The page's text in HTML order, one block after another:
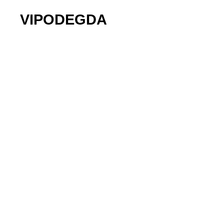
VIPODEGDA